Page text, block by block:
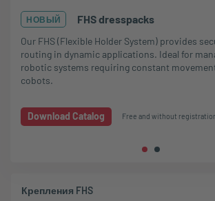
НОВЫЙ FHS dresspacks
Our FHS (Flexible Holder System) provides
routing in dynamic applications. Ideal for
robotic systems requiring constant
cobots.
Download Catalog Free and without
Крепления FHS